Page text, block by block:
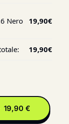
Nero 19,90€
19,90€
19,90 €